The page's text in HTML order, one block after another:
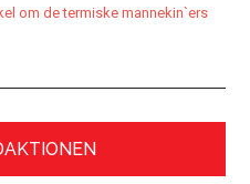
om de termiske mannekin`ers